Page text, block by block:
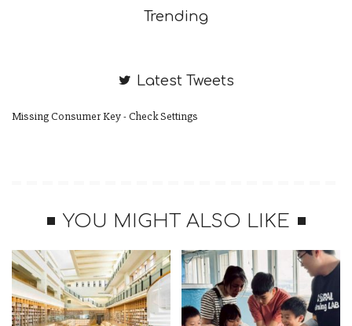
文幫自家女孩發聲，她表示對邊荷律身材指指點點的球迷，是
到喝倒采也是同樣的情況，和一位球迷互動是玩笑，若是一群
姐最後語重心長向大家喊話，「玩笑開過頭就不好笑了，要有
星盧峻翔，「黑人」陳建州代表聯盟出席頒獎儀式，他在領航
猿韓籍啦啦隊員趙娟週拿著獎座上前時，兩度伸手觸碰趙娟週
後背，幫助她與球員站在鏡頭C位，事後黑人轉發球團拍攝這段
過程的限動，寫下「我這樣算上道吧」為自己的舉動留下註
Trending
Latest Tweets
Missing Consumer Key - Check Settings
YOU MIGHT ALSO LIKE